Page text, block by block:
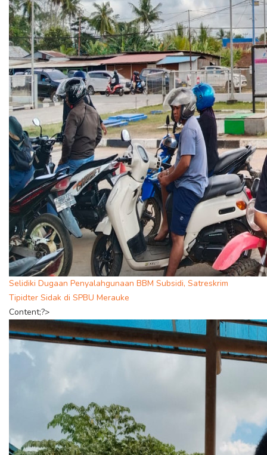
Selidiki Dugaan Penyalahgunaan BBM Subsidi, Satreskrim
Tipidter Sidak di SPBU Merauke
Content;?>